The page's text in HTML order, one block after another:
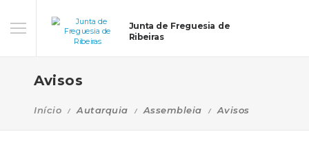
Junta de Freguesia de
Ribeiras
Avisos
Início Autarquia Assembleia Avisos